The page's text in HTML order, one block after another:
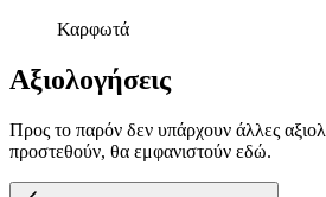
Καρφωτά
Αξιολογήσεις
Προς το παρόν δεν υπάρχουν άλλες
προστεθούν, θα εμφανιστούν εδώ.